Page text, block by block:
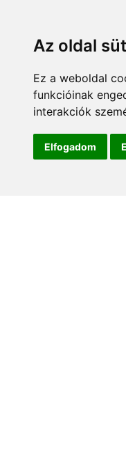
Az oldal
Ez a weboldal
funkcióinak
interakciók
Elfogadom